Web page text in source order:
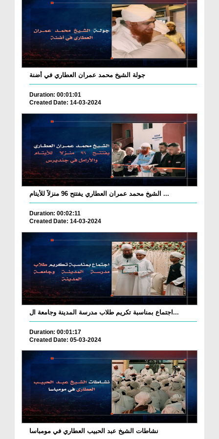
جولة الشيخ محمد عمران العطاري في أضنة
Duration: 00:01:01
Created Date: 14-03-2024
الشيخ محمد عمران العطاري يفتتح 96 منزلاً للأيتام ...
Duration: 00:02:11
Created Date: 14-03-2024
اجتماع بمناسبة تكريم طلاب مدرسة المدينة وجامعة ال...
Duration: 00:01:17
Created Date: 05-03-2024
نشاطات الشيخ عبد الحبيب العطاري في مومباسا